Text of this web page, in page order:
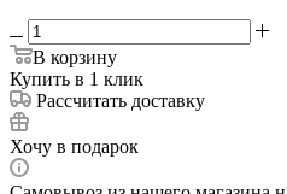
В корзину
Купить в 1 клик
Рассчитать доставку
Хочу в подарок